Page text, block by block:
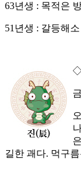
63년생 : 목적은
51년생 : 갈등해
◇
길한 괘다. 먹구